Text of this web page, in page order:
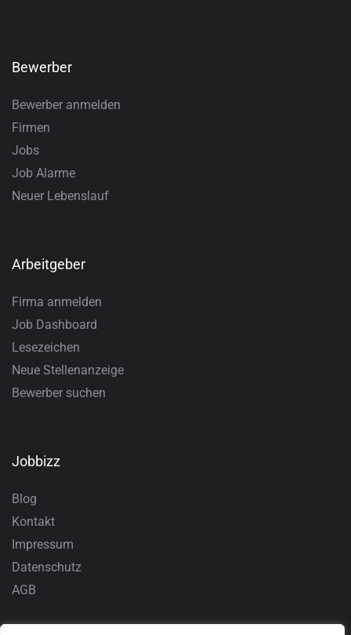
Bewerber
Bewerber anmelden
Firmen
Jobs
Job Alarme
Neuer Lebenslauf
Arbeitgeber
Firma anmelden
Job Dashboard
Lesezeichen
Neue Stellenanzeige
Bewerber suchen
Jobbizz
Blog
Kontakt
Impressum
Datenschutz
AGB